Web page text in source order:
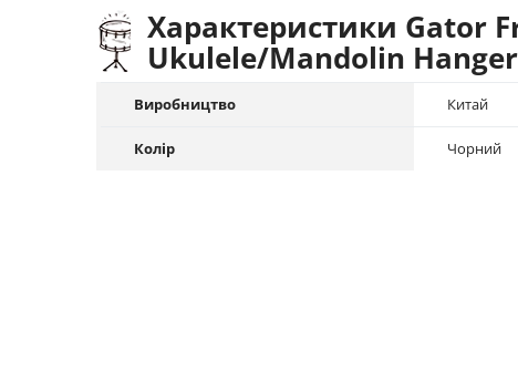
Характеристики Gator
Ukulele/Mandolin
Виробництво Китай
Колір Чорний